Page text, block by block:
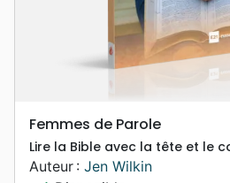
Femmes de Parole
Lire la Bible avec la tête et le
Auteur : Jen Wilkin